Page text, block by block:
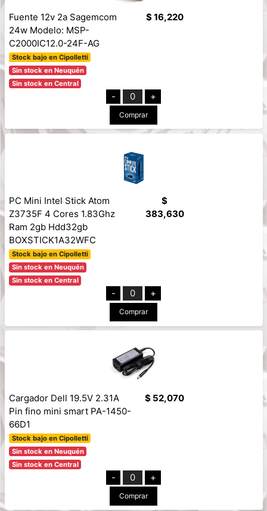
Fuente 12v 2a Sagemcom
24w Modelo: MSP-
C2000IC12.0-24F-AG
Stock bajo en Cipolletti
Sin stock en Neuquén
Sin stock en Central
$ 16,220
- 0 +
Comprar
PC Mini Intel Stick Atom
Z3735F 4 Cores 1.83Ghz
Ram 2gb Hdd32gb
BOXSTICK1A32WFC
Stock bajo en Cipolletti
Sin stock en Neuquén
Sin stock en Central
$
383,630
- 0 +
Comprar
Cargador Dell 19.5V 2.31A
Pin fino mini smart PA-1450-
66D1
Stock bajo en Cipolletti
Sin stock en Neuquén
Sin stock en Central
$ 52,070
- 0 +
Comprar